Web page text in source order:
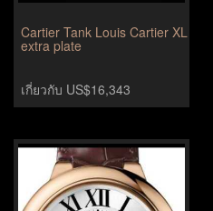
Cartier Tank Louis Cartier XL
extra plate
เกี่ยวกับ US$16,343